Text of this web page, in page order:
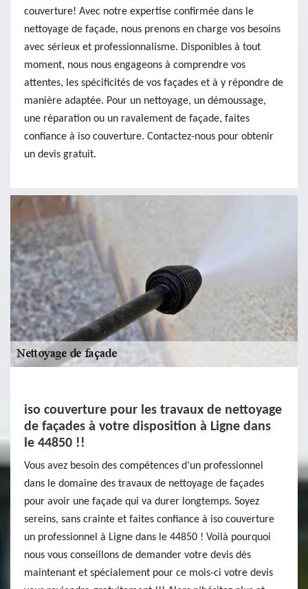
couverture! Avec notre expertise confirmée dans le
nettoyage de façade, nous prenons en charge vos besoins
avec sérieux et professionnalisme. Disponibles à tout
moment, nous nous engageons à comprendre vos
attentes, les spécificités de vos façades et à y répondre de
manière adaptée. Pour un nettoyage, un démoussage,
une réparation ou un ravalement de façade, faites
confiance à iso couverture. Contactez-nous pour obtenir
un devis gratuit.
iso couverture pour les travaux de nettoyage
de façades à votre disposition à Ligne dans
le 44850 !!
Vous avez besoin des compétences d’un professionnel
dans le domaine des travaux de nettoyage de façades
pour avoir une façade qui va durer longtemps. Soyez
sereins, sans crainte et faites confiance à iso couverture
un professionnel à Ligne dans le 44850 ! Voilà pourquoi
nous vous conseillons de demander votre devis dès
maintenant et spécialement pour ce mois-ci votre devis